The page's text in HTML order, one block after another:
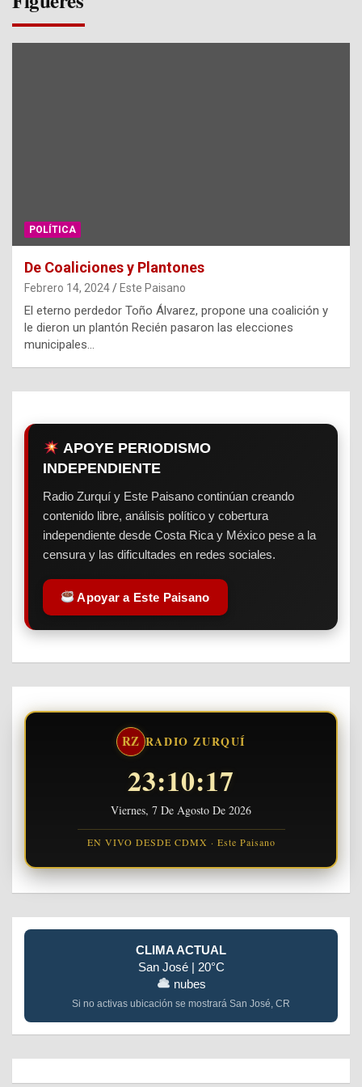
POLÍTICA
De Coaliciones y Plantones
Febrero 14, 2024 Este Paisano
El eterno perdedor Toño Álvarez, propone una coalición y
le dieron un plantón Recién pasaron las elecciones
municipales…
APOYE PERIODISMO
INDEPENDIENTE
Radio Zurquí y Este Paisano continúan creando
contenido libre, análisis político y cobertura
independiente desde Costa Rica y México pese a la
censura y las dificultades en redes sociales.
Apoyar a Este Paisano
RZ RADIO ZURQUÍ
23:10:18
Viernes, 7 De Agosto De 2026
EN VIVO DESDE CDMX · Este Paisano
CLIMA ACTUAL
San José | 20°C
nubes
Si no activas ubicación se mostrará San José, CR